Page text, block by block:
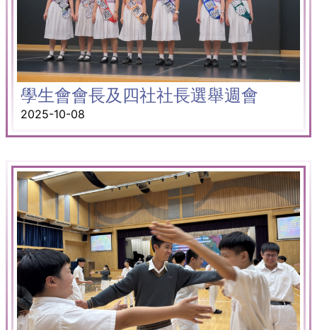
學生會會長及四社社長選舉週會
2025-10-08